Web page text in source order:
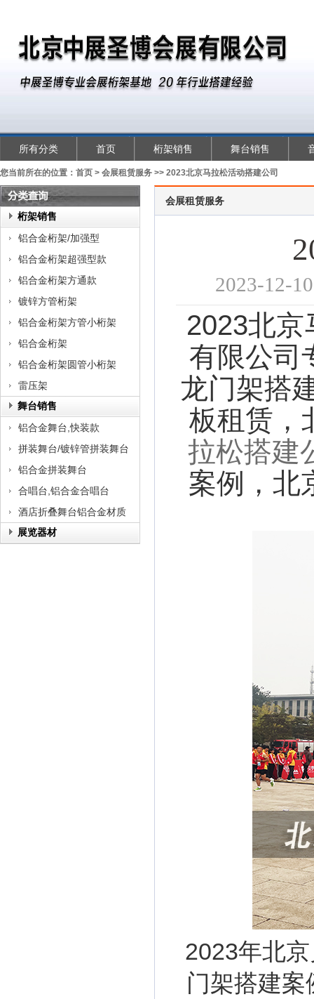
所有分类 首页 桁架销售 舞台销售
您当前所在的位置： 首页 > 会展租赁服务 >> 2023北京马拉松活动搭建公司
桁架销售
铝合金桁架/加强型
铝合金桁架超强型款
铝合金桁架方通款
镀锌方管桁架
铝合金桁架方管小桁架
铝合金桁架
铝合金桁架圆管小桁架
雷压架
舞台销售
铝合金舞台,快装款
拼装舞台/镀锌管拼装舞台
铝合金拼装舞台
合唱台,铝合金合唱台
酒店折叠舞台铝合金材质
展览器材
会展租赁服务
2023-12-
2023北
有限公司
龙门架搭
板租赁，
拉松搭建
案例，北
2023年北
门架搭建